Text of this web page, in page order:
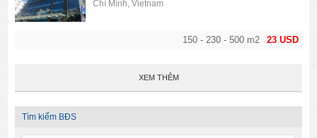
23 USD
150 - 230 - 500 m2
Chí Minh, Vietnam
XEM THÊM
Tìm kiếm BĐS